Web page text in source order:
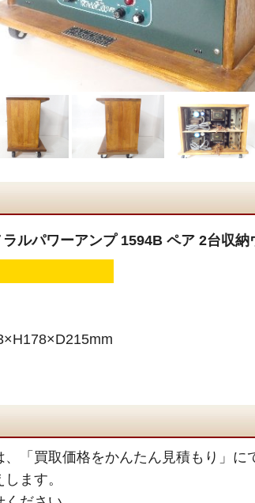
ルパワーアンプ 1594B ペア 2台収納
「買取価格をかんたん見積もり」に
ます。